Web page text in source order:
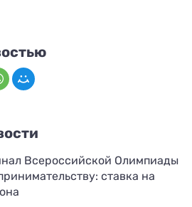
Всероссийской Олимпиады
ставка на